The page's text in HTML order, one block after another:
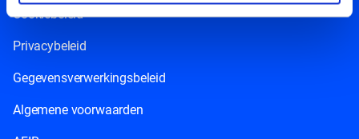
Cookiebeleid
Privacybeleid
Gegevensverwerkingsbeleid
Algemene voorwaarden